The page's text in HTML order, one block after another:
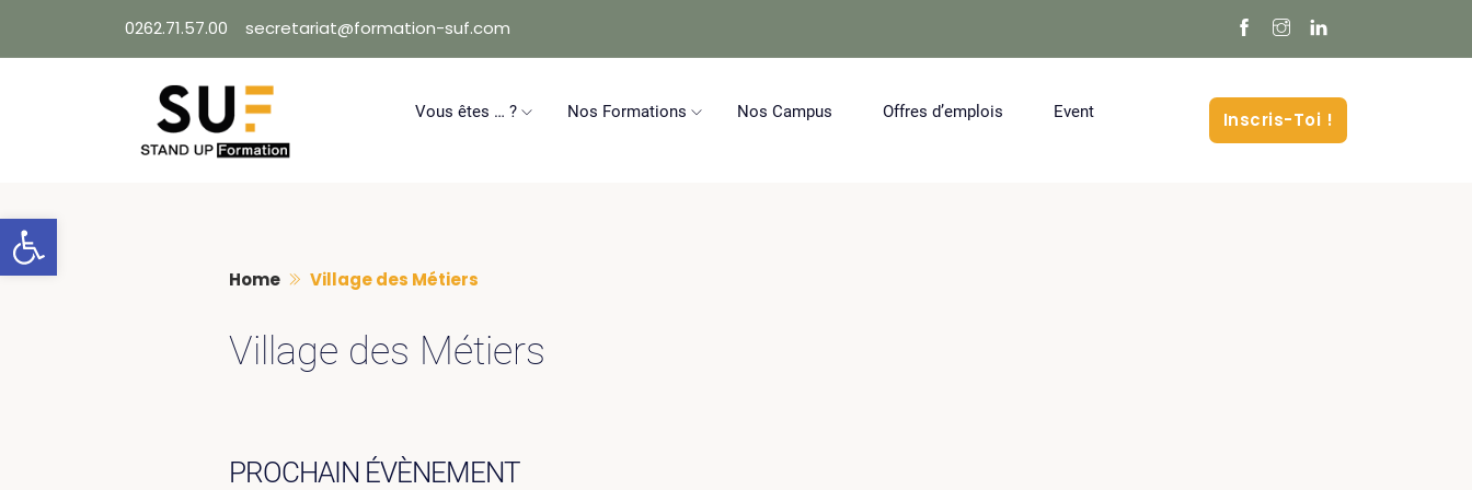
to
0262.71.57.00 secretariat@formation-suf.com
Vous êtes … ? Nos Formations Nos Campus Offres d’emplois Event Inscris-Toi !
Home Village des Métiers
Village des Métiers
PROCHAIN ÉVÈNEMENT
Ouvrir la barre d’outils